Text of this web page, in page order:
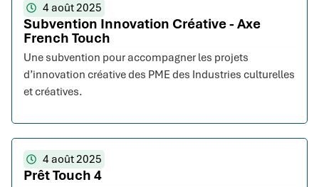
4 août 2025
Subvention Innovation Créative - Axe
French Touch
Une subvention pour accompagner les projets
d’innovation créative des PME des Industries culturelles
et créatives.
4 août 2025
Prêt Touch 4